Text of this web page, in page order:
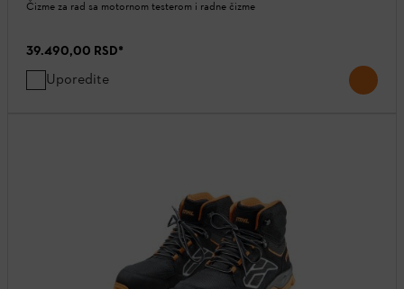
Čizme za rad sa motornom testerom i radne čizme
39.490,00 RSD*
Uporedite